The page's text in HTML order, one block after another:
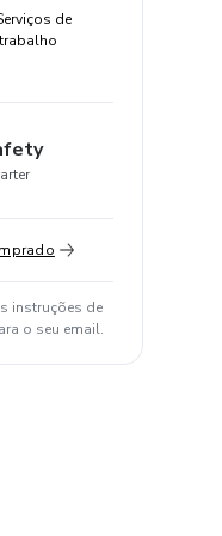
de
instruções de
o seu email.